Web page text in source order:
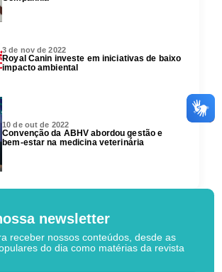
3 de nov de 2022
Royal Canin investe em iniciativas de baixo
impacto ambiental
10 de out de 2022
Convenção da ABHV abordou gestão e
bem-estar na medicina veterinária
newsletter
receber nossos conteúdos, desde as
do dia como matérias da revista